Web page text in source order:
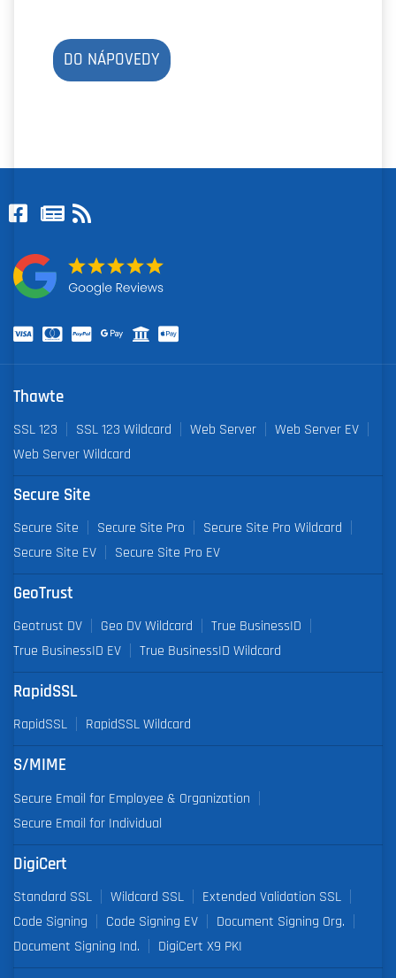
DO NÁPOVEDY
Thawte
SSL 123 SSL 123 Wildcard Web Server
Web Server EV
Web Server Wildcard
Secure Site
Secure Site Secure Site Pro
Secure Site Pro Wildcard
Secure Site EV
Secure Site Pro EV
GeoTrust
Geotrust DV Geo DV Wildcard
True BusinessID
True BusinessID EV
True BusinessID Wildcard
RapidSSL
RapidSSL RapidSSL Wildcard
S/MIME
Secure Email for Employee & Organization
Secure Email for Individual
DigiCert
Standard SSL Wildcard SSL
Extended Validation SSL
Code Signing
Code Signing EV
Document Signing Org.
Document Signing Ind.
DigiCert X9 PKI